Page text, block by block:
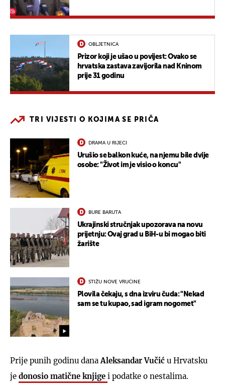
OBLJETNICA
Prizor koji je ušao u povijest: Ovako se
hrvatska zastava zavijorila nad Kninom
prije 31 godinu
TRI VIJESTI O KOJIMA SE PRIČA
DRAMA U RIJECI
Urušio se balkon kuće, na njemu bile dvije
osobe: "Život im je visio o koncu"
BURE BARUTA
Ukrajinski stručnjak upozorava na novu
prijetnju: Ovaj grad u BiH-u bi mogao biti
žarište
STIŽU NOVE VRUĆINE
Plovila čekaju, s dna izviru čuda: "Nekad
sam se tu kupao, sad igram nogomet"
Prije punih godinu dana Aleksandar Vučić u Hrvatsku
je donosio matične knjige i podatke o nestalima.